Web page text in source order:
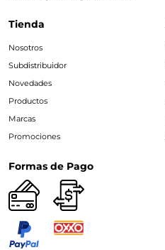
Tienda
Nosotros
Subdistribuidor
Novedades
Productos
Marcas
Promociones
Formas de Pago